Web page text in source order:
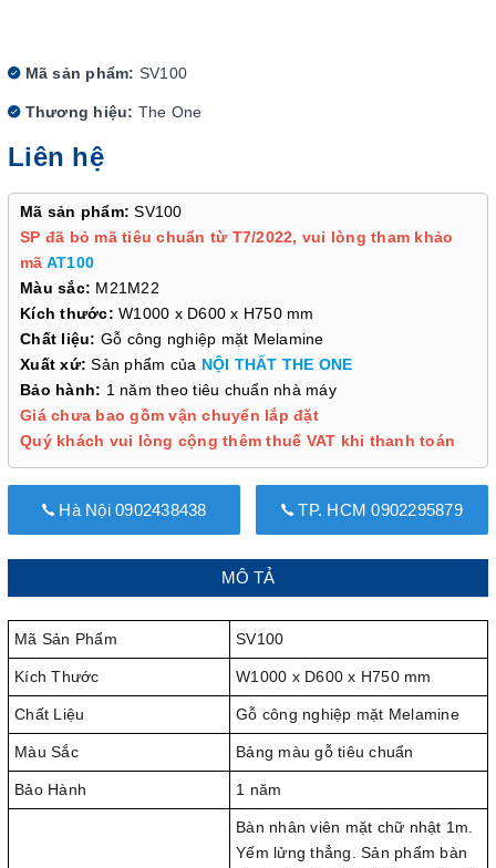
Mã sản phẩm: SV100
Thương hiệu: The One
Liên hệ
Mã sản phẩm: SV100
SP đã bỏ mã tiêu chuẩn từ T7/2022, vui lòng tham khảo
mã AT100
Màu sắc: M21M22
Kích thước: W1000 x D600 x H750 mm
Chất liệu: Gỗ công nghiệp mặt Melamine
Xuất xứ:Sản phẩm của NỘI THẤT THE ONE
Bảo hành: 1 năm theo tiêu chuẩn nhà máy
Giá chưa bao gồm vận chuyển lắp đặt
Quý khách vui lòng cộng thêm thuế VAT khi thanh toán
Hà Nội 0902438438 TP. HCM 0902295879
MÔ TẢ
Mã Sản Phẩm SV100
Kích Thước W1000 x D600 x H750 mm
Chất Liệu Gỗ công nghiệp mặt Melamine
Màu Sắc Bảng màu gỗ tiêu chuẩn
Bảo Hành 1 năm
Bàn nhân viên mặt chữ nhật 1m.
Yếm lửng thẳng. Sản phẩm bàn